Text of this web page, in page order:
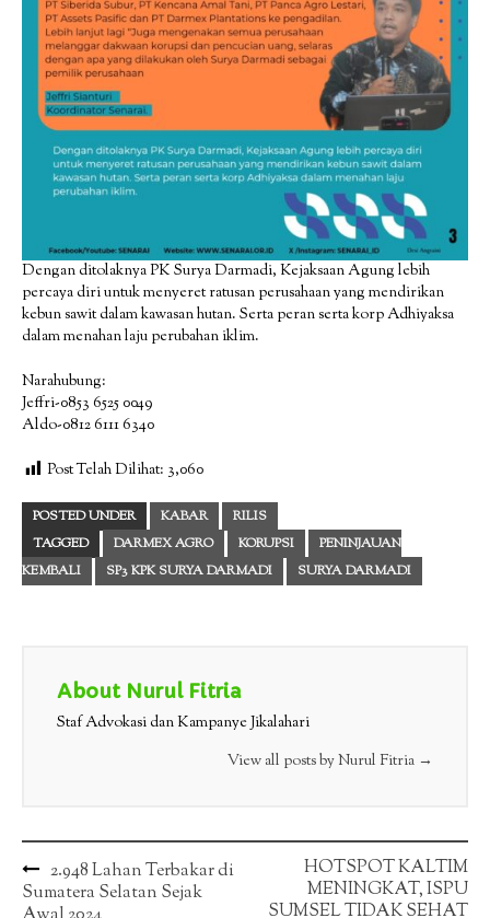
Dengan ditolaknya PK Surya Darmadi, Kejaksaan Agung lebih
percaya diri untuk menyeret ratusan perusahaan yang mendirikan
kebun sawit dalam kawasan hutan. Serta peran serta korp Adhiyaksa
dalam menahan laju perubahan iklim.
Narahubung:
Jeffri-0853 6525 0049
Aldo-0812 6111 6340
Post Telah Dilihat: 3,060
POSTED UNDER KABAR
RILIS
TAGGED
DARMEX AGRO KORUPSI
PENINJAUAN
KEMBALI
SP3 KPK SURYA DARMADI SURYA DARMADI
About Nurul Fitria
Staf Advokasi dan Kampanye Jikalahari
View all posts by Nurul Fitria →
Post
navigation
2.948 Lahan Terbakar di
Sumatera Selatan Sejak
HOTSPOT KALTIM
MENINGKAT, ISPU
SUMSEL TIDAK SEHAT